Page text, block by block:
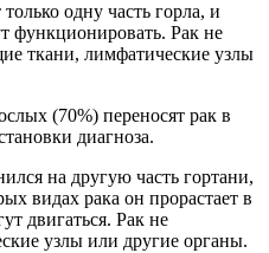
одну часть горла, и
функционировать. Рак не
ткани, лимфатические узлы
(70%) переносят рак в
диагноза.
на другую часть гортани,
видах рака он прорастает в
двигаться. Рак не
узлы или другие органы.